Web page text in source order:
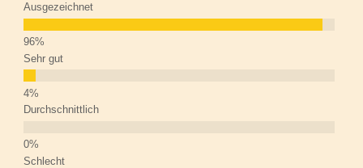
Ausgezeichnet
Sehr gut
Durchschnittlich
Schlecht